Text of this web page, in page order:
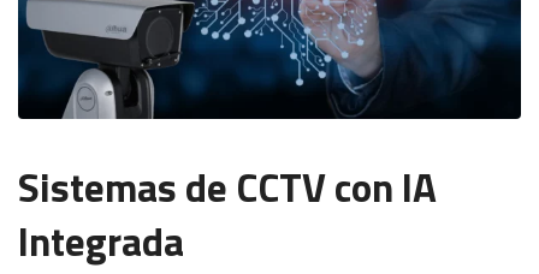
Sistemas de CCTV con IA
Integrada